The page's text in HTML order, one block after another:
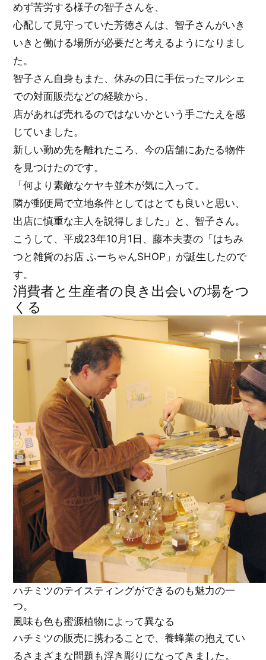
めず苦労する様子の智子さんを、
心配して見守っていた芳徳さんは、智子さんがいき
いきと働ける場所が必要だと考えるようになりまし
た。
智子さん自身もまた、休みの日に手伝ったマルシェ
での対面販売などの経験から、
店があれば売れるのではないかという手ごたえを感
じていました。
新しい勤め先を離れたころ、今の店舗にあたる物件
を見つけたのです。
「何より素敵なケヤキ並木が気に入って。
隣が郵便局で立地条件としてはとても良いと思い、
出店に慎重な主人を説得しました」と、智子さん。
こうして、平成23年10月1日、藤本夫妻の「はちみ
つと雑貨のお店 ふーちゃんSHOP」が誕生したので
す。
消費者と生産者の良き出会いの場をつ
くる
ハチミツのテイスティングができるのも魅力の一
つ。
風味も色も蜜源植物によって異なる
ハチミツの販売に携わることで、養蜂業の抱えてい
るさまざまな問題も浮き彫りになってきました。